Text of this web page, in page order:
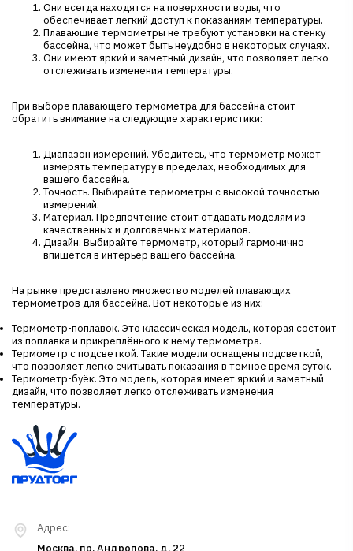
Они всегда находятся на поверхности воды, что
обеспечивает лёгкий доступ к показаниям температуры.
Плавающие термометры не требуют установки на стенку
бассейна, что может быть неудобно в некоторых случаях.
Они имеют яркий и заметный дизайн, что позволяет легко
отслеживать изменения температуры.
При выборе плавающего термометра для бассейна стоит
обратить внимание на следующие характеристики:
Диапазон измерений. Убедитесь, что термометр может
измерять температуру в пределах, необходимых для
вашего бассейна.
Точность. Выбирайте термометры с высокой точностью
измерений.
Материал. Предпочтение стоит отдавать моделям из
качественных и долговечных материалов.
Дизайн. Выбирайте термометр, который гармонично
впишется в интерьер вашего бассейна.
На рынке представлено множество моделей плавающих
термометров для бассейна. Вот некоторые из них:
Термометр-поплавок. Это классическая модель, которая состоит
из поплавка и прикреплённого к нему термометра.
Термометр с подсветкой. Такие модели оснащены подсветкой,
что позволяет легко считывать показания в тёмное время суток.
Термометр-буёк. Это модель, которая имеет яркий и заметный
дизайн, что позволяет легко отслеживать изменения
температуры.
Адрес:
Москва, пр. Андропова, д. 22